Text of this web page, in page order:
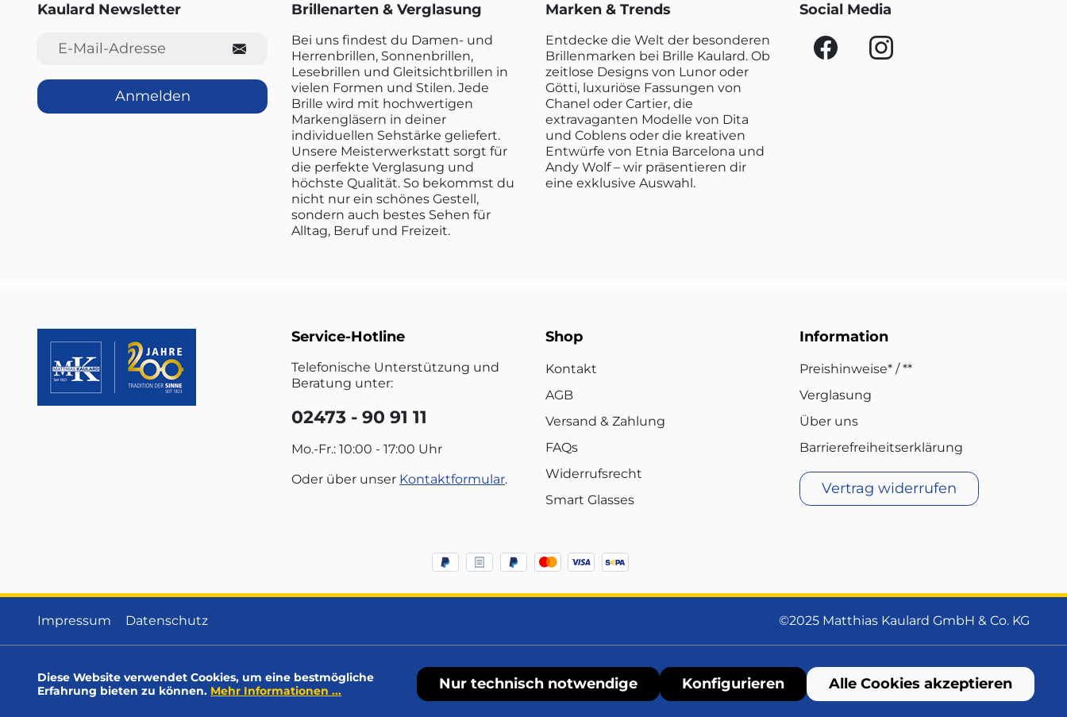
Kaulard Newsletter
E-Mail-Adresse
Anmelden
Brillenarten & Verglasung
Bei uns findest du Damen- und
Herrenbrillen, Sonnenbrillen,
Lesebrillen und Gleitsichtbrillen in
vielen Formen und Stilen. Jede
Brille wird mit hochwertigen
Markengläsern in deiner
individuellen Sehstärke geliefert.
Unsere Meisterwerkstatt sorgt für
die perfekte Verglasung und
höchste Qualität. So bekommst du
nicht nur ein schönes Gestell,
sondern auch bestes Sehen für
Alltag, Beruf und Freizeit.
Marken & Trends
Entdecke die Welt der besonderen
Brillenmarken bei Brille Kaulard. Ob
zeitlose Designs von Lunor oder
Götti, luxuriöse Fassungen von
Chanel oder Cartier, die
extravaganten Modelle von Dita
und Coblens oder die kreativen
Entwürfe von Etnia Barcelona und
Andy Wolf – wir präsentieren dir
eine exklusive Auswahl.
Social Media
Service-Hotline
Telefonische Unterstützung und
Beratung unter:
02473 - 90 91 11
Mo.-Fr.: 10:00 - 17:00 Uhr
Oder über unser Kontaktformular.
Shop
Kontakt
AGB
Versand & Zahlung
FAQs
Widerrufsrecht
Smart Glasses
Information
Preishinweise* / **
Verglasung
Über uns
Barrierefreiheitserklärung
Vertrag widerrufen
Impressum Datenschutz ©2025 Matthias Kaulard GmbH & Co. KG
Diese Website verwendet Cookies, um eine bestmögliche
Erfahrung bieten zu können. Mehr Informationen ... Nur technisch notwendige Konfigurieren Alle Cookies akzeptieren